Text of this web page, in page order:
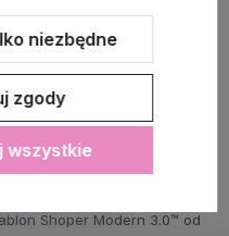
Shoper Modern 3.0™ od
niezbędne
zgody
wszystkie